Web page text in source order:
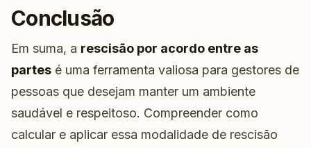
Conclusão
Em suma, a rescisão por acordo entre as
partes é uma ferramenta valiosa para gestores de
pessoas que desejam manter um ambiente
saudável e respeitoso. Compreender como
calcular e aplicar essa modalidade de rescisão